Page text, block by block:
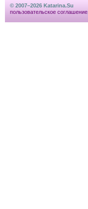
© 2007–2026 Katarina.Su
пользовательское соглашение